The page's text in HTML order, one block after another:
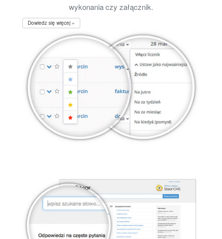
wykonania czy załącznik.
Dowiedz się więcej »